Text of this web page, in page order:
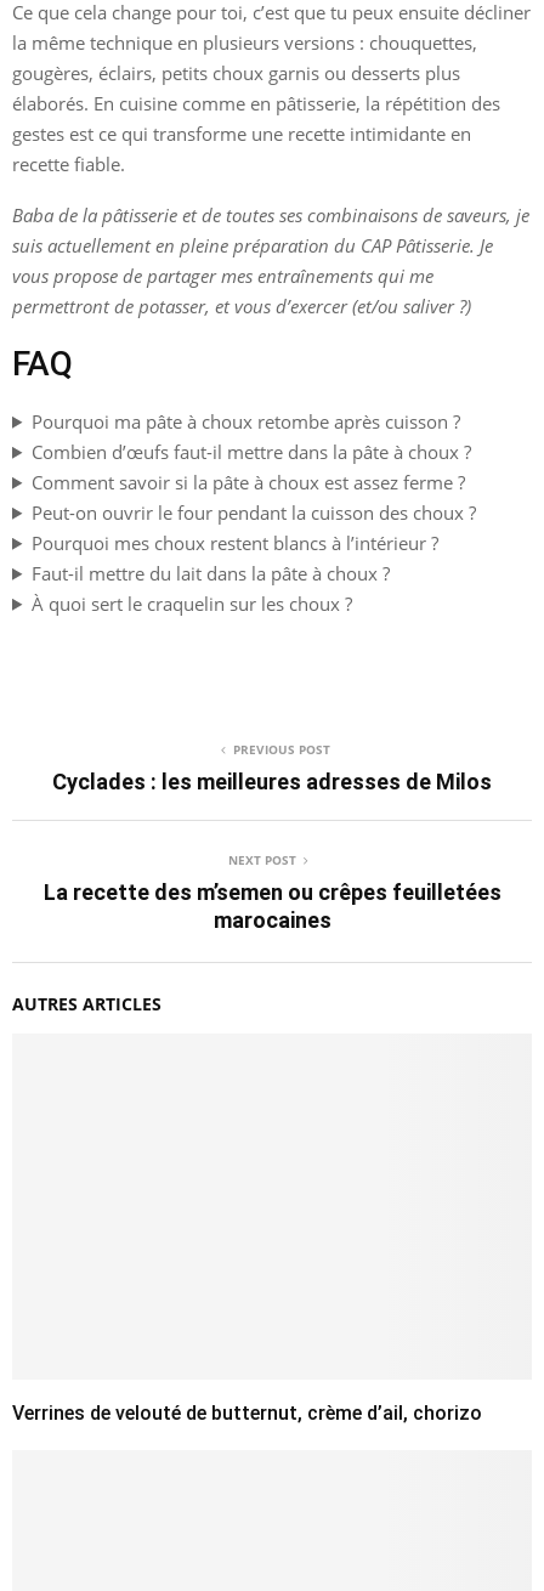
Ce que cela change pour toi, c’est que tu peux ensuite décliner
la même technique en plusieurs versions : chouquettes,
gougères, éclairs, petits choux garnis ou desserts plus
élaborés. En cuisine comme en pâtisserie, la répétition des
gestes est ce qui transforme une recette intimidante en
recette fiable.
Baba de la pâtisserie et de toutes ses combinaisons de saveurs, je
suis actuellement en pleine préparation du CAP Pâtisserie. Je
vous propose de partager mes entraînements qui me
permettront de potasser, et vous d’exercer (et/ou saliver ?)
FAQ
Pourquoi ma pâte à choux retombe après cuisson ?
Combien d’œufs faut-il mettre dans la pâte à choux ?
Comment savoir si la pâte à choux est assez ferme ?
Peut-on ouvrir le four pendant la cuisson des choux ?
Pourquoi mes choux restent blancs à l’intérieur ?
Faut-il mettre du lait dans la pâte à choux ?
À quoi sert le craquelin sur les choux ?
PREVIOUS POST
Cyclades : les meilleures adresses de Milos
NEXT POST
La recette des m’semen ou crêpes feuilletées
marocaines
AUTRES ARTICLES
Verrines de velouté de butternut, crème d’ail, chorizo